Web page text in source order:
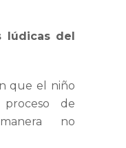
lúdicas del
que el niño
de
no